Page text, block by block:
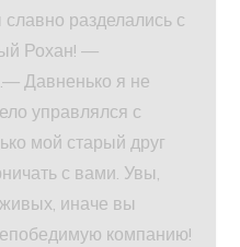
разделались с
Рохан! —
Давненько я не
управлялся с
мой старый друг
с вами. Увы,
иначе вы
компанию!